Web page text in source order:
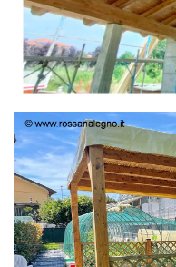
TETTO IN ABETE